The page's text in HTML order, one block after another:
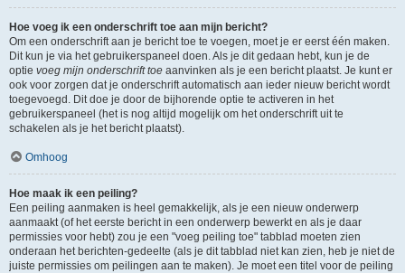
Hoe voeg ik een onderschrift toe aan mijn bericht?
Om een onderschrift aan je bericht toe te voegen, moet je er eerst één maken.
Dit kun je via het gebruikerspaneel doen. Als je dit gedaan hebt, kun je de
optie voeg mijn onderschrift toe aanvinken als je een bericht plaatst. Je kunt er
ook voor zorgen dat je onderschrift automatisch aan ieder nieuw bericht wordt
toegevoegd. Dit doe je door de bijhorende optie te activeren in het
gebruikerspaneel (het is nog altijd mogelijk om het onderschrift uit te
schakelen als je het bericht plaatst).
Omhoog
Hoe maak ik een peiling?
Een peiling aanmaken is heel gemakkelijk, als je een nieuw onderwerp
aanmaakt (of het eerste bericht in een onderwerp bewerkt en als je daar
permissies voor hebt) zou je een "voeg peiling toe" tabblad moeten zien
onderaan het berichten-gedeelte (als je dit tabblad niet kan zien, heb je niet de
juiste permissies om peilingen aan te maken). Je moet een titel voor de peiling